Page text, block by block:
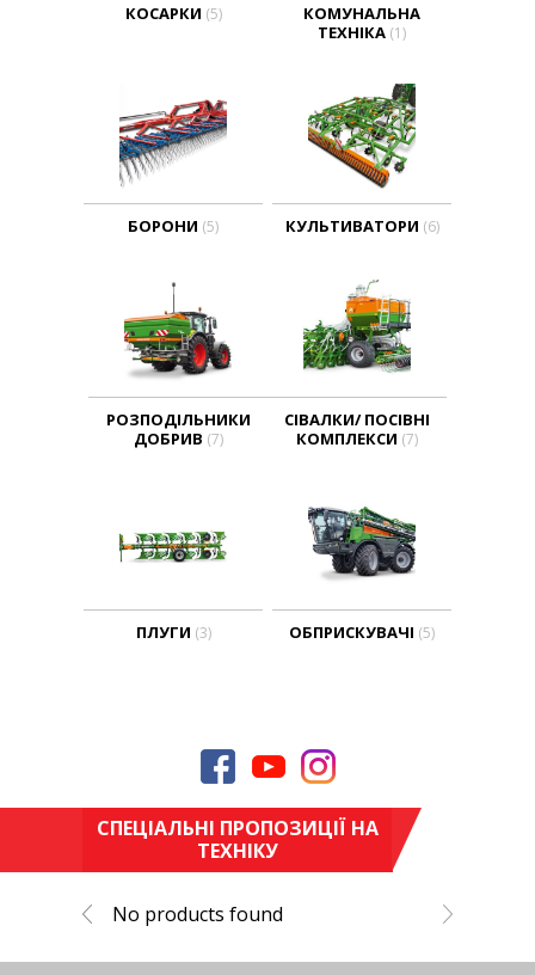
КОСАРКИ (5)
КОМУНАЛЬНА
ТЕХНІКА (1)
БОРОНИ (5) КУЛЬТИВАТОРИ (6)
РОЗПОДІЛЬНИКИ
ДОБРИВ (7)
СІВАЛКИ/ ПОСІВНІ
КОМПЛЕКСИ (7)
ПЛУГИ (3) ОБПРИСКУВАЧІ (5)
СПЕЦІАЛЬНІ ПРОПОЗИЦІЇ НА
ТЕХНІКУ
No products found